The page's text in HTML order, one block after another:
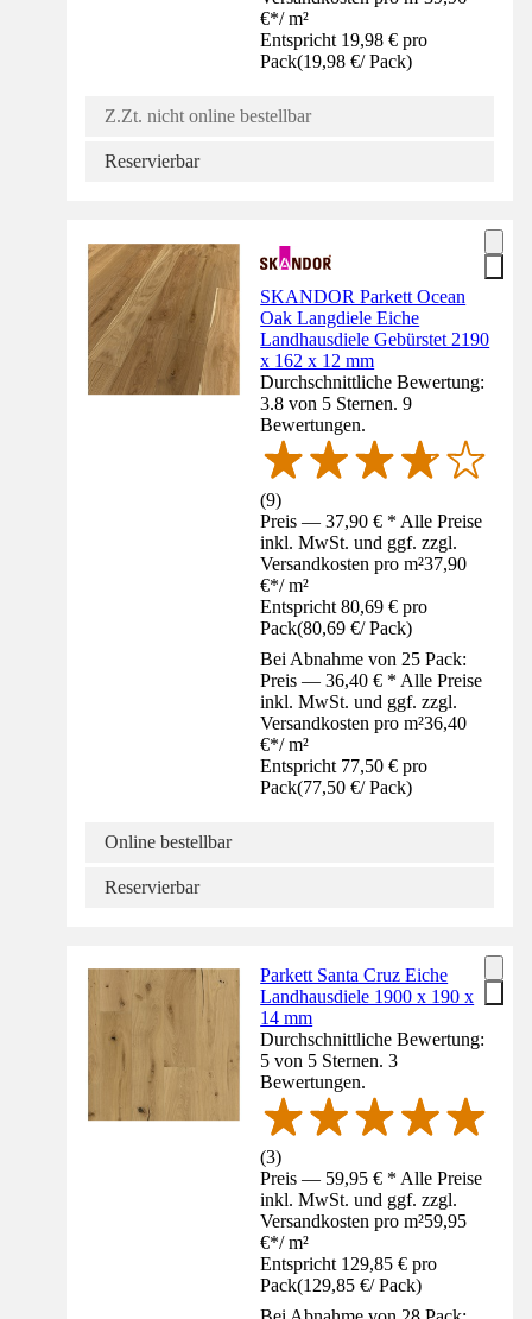
€*/ m²
Entspricht 19,98 € pro
Pack(19,98 €/ Pack)
Z.Zt. nicht online bestellbar
Reservierbar
SKANDOR Parkett Ocean
Oak Langdiele Eiche
Landhausdiele Gebürstet 2190
x 162 x 12 mm
Durchschnittliche Bewertung:
3.8 von 5 Sternen. 9
Bewertungen.
(9)
Preis — 37,90 € * Alle Preise
inkl. MwSt. und ggf. zzgl.
Versandkosten pro m²37,90
€*/ m²
Entspricht 80,69 € pro
Pack(80,69 €/ Pack)
Bei Abnahme von 25 Pack:
Preis — 36,40 € * Alle Preise
inkl. MwSt. und ggf. zzgl.
Versandkosten pro m²36,40
€*/ m²
Entspricht 77,50 € pro
Pack(77,50 €/ Pack)
Online bestellbar
Reservierbar
Parkett Santa Cruz Eiche
Landhausdiele 1900 x 190 x
14 mm
Durchschnittliche Bewertung:
5 von 5 Sternen. 3
Bewertungen.
(3)
Preis — 59,95 € * Alle Preise
inkl. MwSt. und ggf. zzgl.
Versandkosten pro m²59,95
€*/ m²
Entspricht 129,85 € pro
Pack(129,85 €/ Pack)